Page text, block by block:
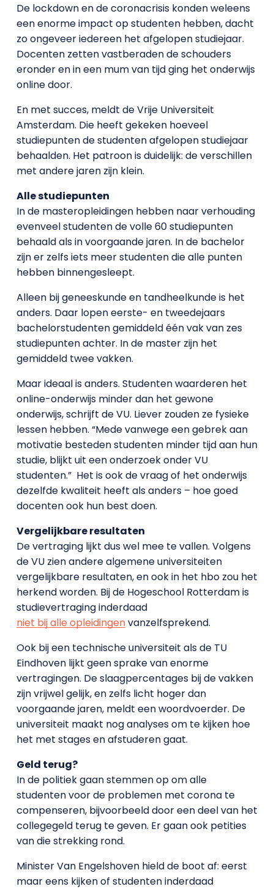
De lockdown en de coronacrisis konden weleens
een enorme impact op studenten hebben, dacht
zo ongeveer iedereen het afgelopen studiejaar.
Docenten zetten vastberaden de schouders
eronder en in een mum van tijd ging het onderwijs
online door.
En met succes, meldt de Vrije Universiteit
Amsterdam. Die heeft gekeken hoeveel
studiepunten de studenten afgelopen studiejaar
behaalden. Het patroon is duidelijk: de verschillen
met andere jaren zijn klein.
Alle studiepunten
In de masteropleidingen hebben naar verhouding
evenveel studenten de volle 60 studiepunten
behaald als in voorgaande jaren. In de bachelor
zijn er zelfs iets meer studenten die alle punten
hebben binnengesleept.
Alleen bij geneeskunde en tandheelkunde is het
anders. Daar lopen eerste- en tweedejaars
bachelorstudenten gemiddeld één vak van zes
studiepunten achter. In de master zijn het
gemiddeld twee vakken.
Maar ideaal is anders. Studenten waarderen het
online-onderwijs minder dan het gewone
onderwijs, schrijft de VU. Liever zouden ze fysieke
lessen hebben. “Mede vanwege een gebrek aan
motivatie besteden studenten minder tijd aan hun
studie, blijkt uit een onderzoek onder VU
studenten.” Het is ook de vraag of het onderwijs
dezelfde kwaliteit heeft als anders – hoe goed
docenten ook hun best doen.
Vergelijkbare resultaten
De vertraging lijkt dus wel mee te vallen. Volgens
de VU zien andere algemene universiteiten
vergelijkbare resultaten, en ook in het hbo zou het
herkend worden. Bij de Hogeschool Rotterdam is
studievertraging inderdaad
niet bij alle opleidingenvanzelfsprekend.
Ook bij een technische universiteit als de TU
Eindhoven lijkt geen sprake van enorme
vertragingen. De slaagpercentages bij de vakken
zijn vrijwel gelijk, en zelfs licht hoger dan
voorgaande jaren, meldt een woordvoerder. De
universiteit maakt nog analyses om te kijken hoe
het met stages en afstuderen gaat.
Geld terug?
In de politiek gaan stemmen op om alle
studenten voor de problemen met corona te
compenseren, bijvoorbeeld door een deel van het
collegegeld terug te geven. Er gaan ook petities
van die strekking rond.
Minister Van Engelshoven hield de boot af: eerst
maar eens kijken of studenten inderdaad